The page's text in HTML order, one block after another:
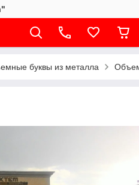
буквы из металла